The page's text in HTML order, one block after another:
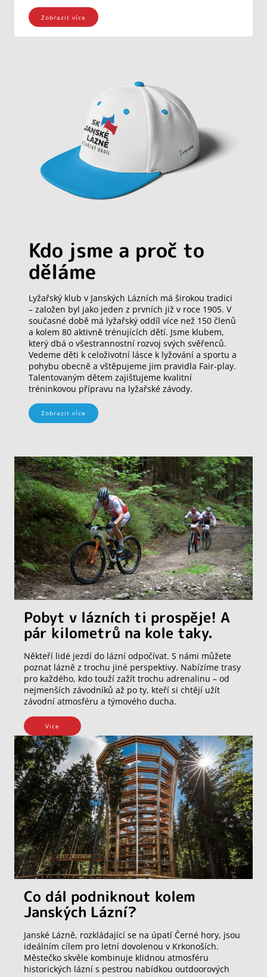
Zobrazit více
Kdo jsme a proč to
děláme
Lyžařský klub v Janských Lázních má širokou tradici
– založen byl jako jeden z prvních již v roce 1905. V
současné době má lyžařský oddíl více než 150 členů
a kolem 80 aktivně trénujících dětí. Jsme klubem,
který dbá o všestrannostní rozvoj svých svěřenců.
Vedeme děti k celoživotní lásce k lyžování a sportu a
pohybu obecně a vštěpujeme jim pravidla Fair-play.
Talentovaným dětem zajišťujeme kvalitní
tréninkovou přípravu na lyžařské závody.
Zobrazit více
Pobyt v lázních ti prospěje! A
pár kilometrů na kole taky.
Někteří lidé jezdí do lázní odpočívat. S námi můžete
poznat lázně z trochu jiné perspektivy. Nabízíme trasy
pro každého, kdo touží zažít trochu adrenalinu – od
nejmenších závodníků až po ty, kteří si chtějí užít
závodní atmosféru a týmového ducha.
Vice
Co dál podniknout kolem
Janských Lázní?
Janské Lázně, rozkládající se na úpatí Černé hory, jsou
ideálním cílem pro letní dovolenou v Krkonoších.
Městečko skvěle kombinuje klidnou atmosféru
historických lázní s pestrou nabídkou outdoorových